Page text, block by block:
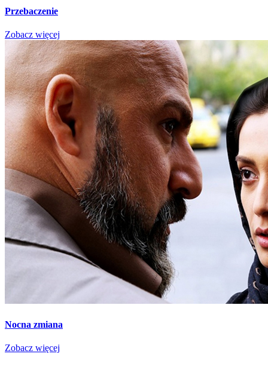
Przebaczenie
Zobacz więcej
Nocna zmiana
Zobacz więcej